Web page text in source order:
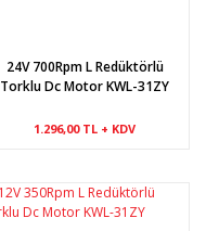
24V 700Rpm L Redüktörlü
Torklu Dc Motor KWL-31ZY
1.296,00 TL + KDV